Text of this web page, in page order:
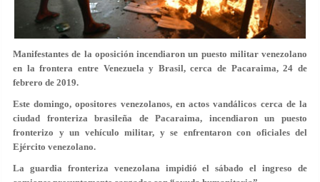
Manifestantes de la oposición incendiaron un puesto militar venezolano
en la frontera entre Venezuela y Brasil, cerca de Pacaraima, 24 de
febrero de 2019.
Este domingo, opositores venezolanos, en actos vandálicos cerca de la
ciudad fronteriza brasileña de Pacaraima, incendiaron un puesto
fronterizo y un vehículo militar, y se enfrentaron con oficiales del
Ejército venezolano.
La guardia fronteriza venezolana impidió el sábado el ingreso de